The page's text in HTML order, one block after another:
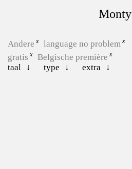
Monty
Andere language no problem
gratis
Belgische première
taal
type extra